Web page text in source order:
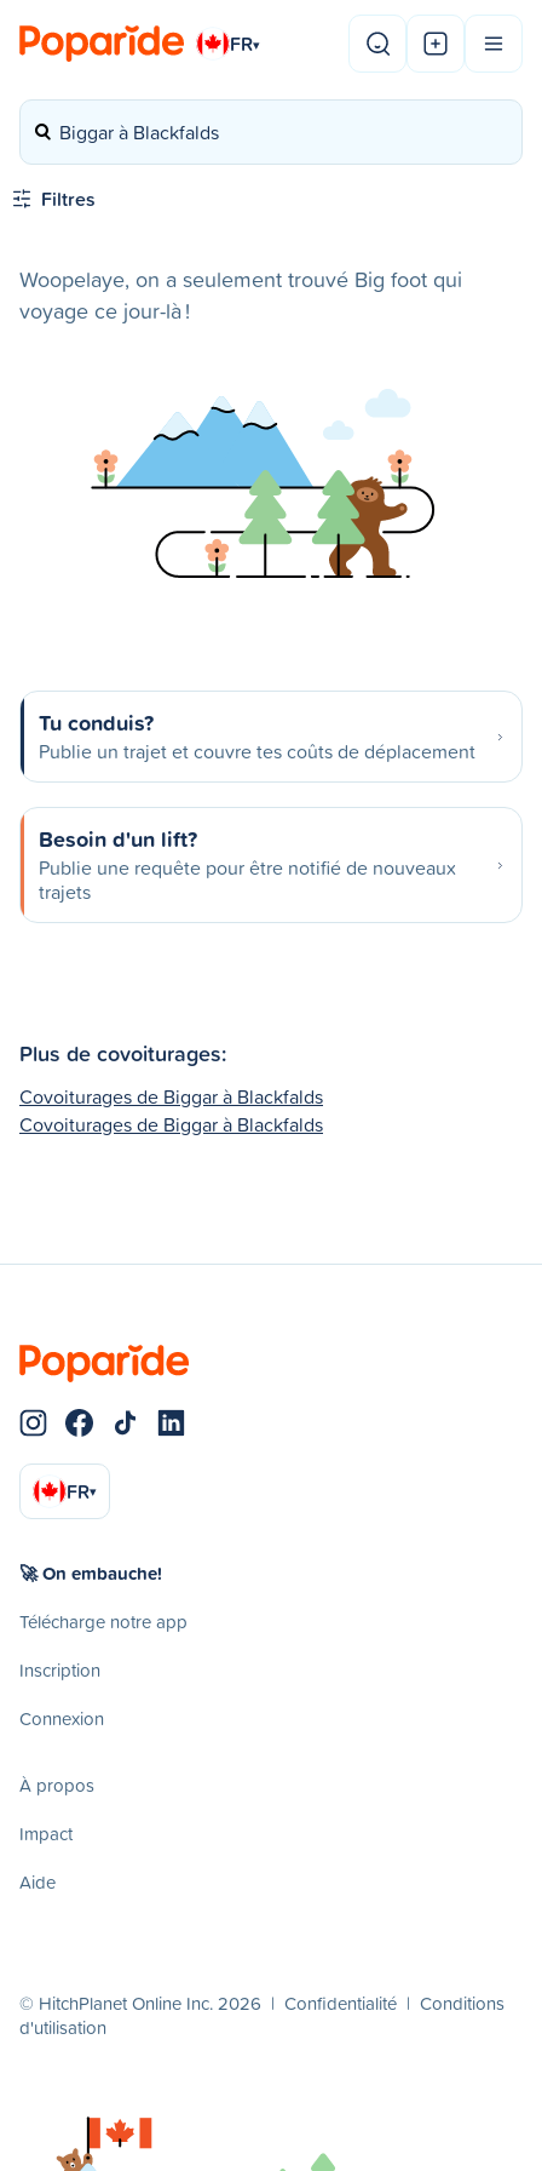
FR▾
Biggar à Blackfalds
Filtres
Woopelaye, on a seulement trouvé Big foot qui
voyage ce jour-là !
Tu conduis?
Publie un trajet et couvre tes coûts de déplacement
Besoin d'un lift?
Publie une requête pour être notifié de nouveaux
trajets
Plus de covoiturages:
Covoiturages de Biggar à Blackfalds
Covoiturages de Biggar à Blackfalds
FR▾
🚀 On embauche!
Télécharge notre app
Inscription
Connexion
À propos
Impact
Aide
© HitchPlanet Online Inc. 2026 | Confidentialité | Conditions
d'utilisation